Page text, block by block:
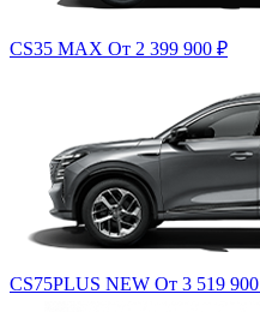
CS35 MAX От 2 399 900 ₽
CS75PLUS NEW От 3 519 900